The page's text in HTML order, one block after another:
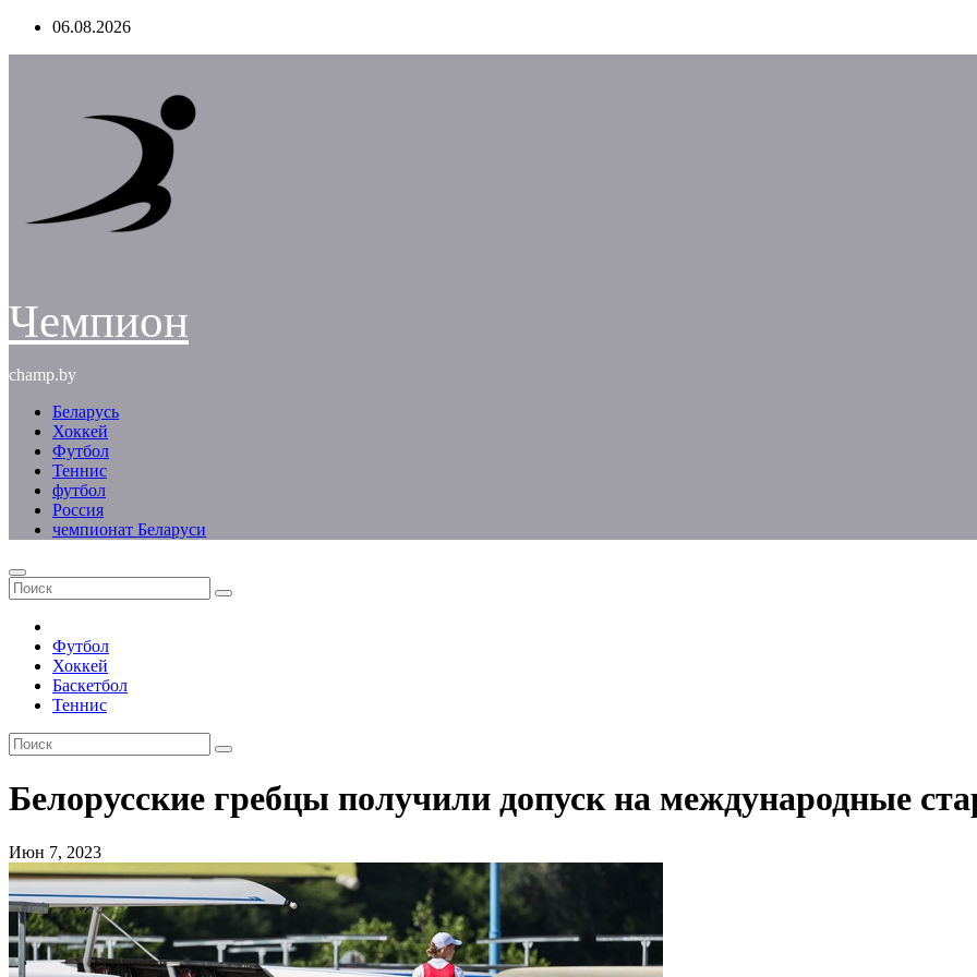
Перейти06.08.2026
Чемпион
champ.by
Беларусь
Хоккей
Футбол
Теннис
футбол
Россия
чемпионат Беларуси
Футбол
Хоккей
Баскетбол
Теннис
Белорусские гребцы получили допуск на международные
Июн 7, 2023